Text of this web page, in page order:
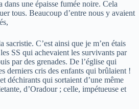
une épaisse fumée noire. Cela
tous. Beaucoup d’entre nous y avaient
sacristie. C’est ainsi que je m’en étais
SS qui achevaient les survivants par
par des grenades. De l’église qui
derniers cris des enfants qui brûlaient !
déchirants qui sortaient d’une même
d’Oradour ; celle, impétueuse et